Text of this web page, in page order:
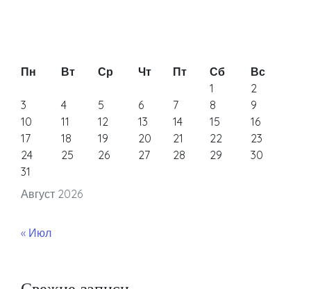
Август 2026
Пн Вт Ср Чт Пт Сб
Вс
1
2
3
4 5 6 7 8
9
10
11 12 13 14 15
16
17
18 19 20 21 22
23
24
25 26 27 28 29
30
31
« Июл